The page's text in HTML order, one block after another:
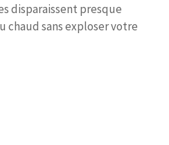
disparaissent presque
chaud sans exploser votre